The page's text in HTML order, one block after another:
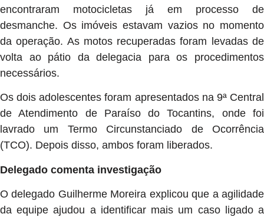
encontraram motocicletas já em processo de
desmanche. Os imóveis estavam vazios no momento
da operação. As motos recuperadas foram levadas de
volta ao pátio da delegacia para os procedimentos
necessários.
Os dois adolescentes foram apresentados na 9ª Central
de Atendimento de Paraíso do Tocantins, onde foi
lavrado um Termo Circunstanciado de Ocorrência
(TCO). Depois disso, ambos foram liberados.
Delegado comenta investigação
O delegado Guilherme Moreira explicou que a agilidade
da equipe ajudou a identificar mais um caso ligado a